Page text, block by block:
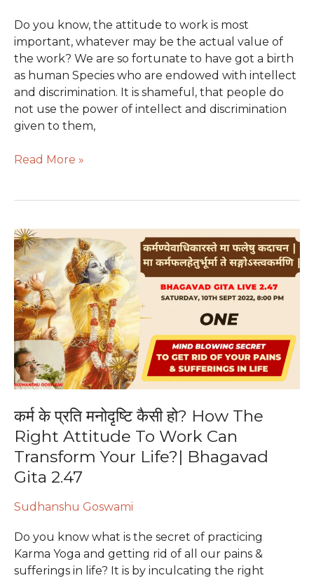
Do you know, the attitude to work is most
important, whatever may be the actual value of
the work? We are so fortunate to have got a birth
as human Species who are endowed with intellect
and discrimination. It is shameful, that people do
not use the power of intellect and discrimination
given to them,
है?
|
Bhagavad
Gita
2.49
Read More »
कर्म के प्रति मनोदृष्टि कैसी हो? How The
Right Attitude To Work Can
Transform Your Life?| Bhagavad
Gita 2.47
Sudhanshu Goswami
Do you know what is the secret of practicing
Karma Yoga and getting rid of all our pains &
sufferings in life? It is by inculcating the right
कर्म
के
प्रति
मनोदृष्टि
कैसी
हो?
How
The
Right
Attitude
Work
Can
Transform
Your
|
Gita
2.47